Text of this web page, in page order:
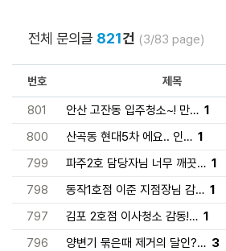
전체 문의글 821건 (3/83 page)
번호 제목
801 안산 고잔동 입주청소~! 만… 1
800
산곡동 현대5차 에요.. 인… 1
799
파주2호 담당자님 너무 깨끗… 1
798
동작1호점 이준 지점장님 감… 1
797
김포 2호점 이사청소 감동!… 1
796
양변기 묶은때 제거의 달인?… 3